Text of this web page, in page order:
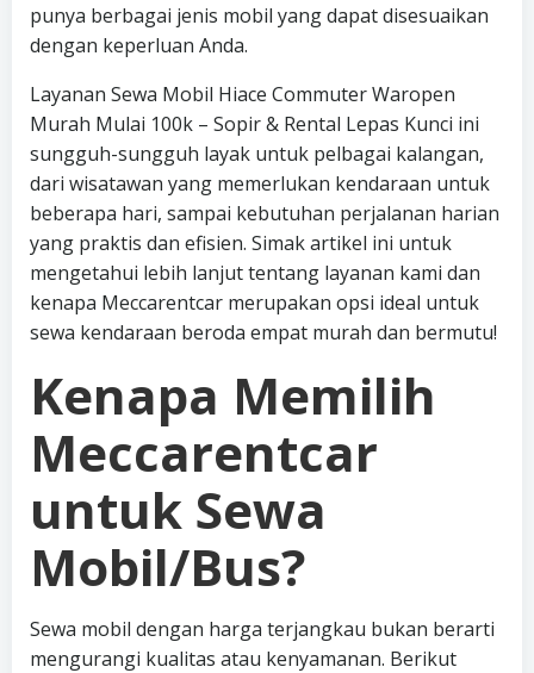
punya berbagai jenis mobil yang dapat disesuaikan
dengan keperluan Anda.
Layanan Sewa Mobil Hiace Commuter Waropen
Murah Mulai 100k – Sopir & Rental Lepas Kunci ini
sungguh-sungguh layak untuk pelbagai kalangan,
dari wisatawan yang memerlukan kendaraan untuk
beberapa hari, sampai kebutuhan perjalanan harian
yang praktis dan efisien. Simak artikel ini untuk
mengetahui lebih lanjut tentang layanan kami dan
kenapa Meccarentcar merupakan opsi ideal untuk
sewa kendaraan beroda empat murah dan bermutu!
Kenapa Memilih
Meccarentcar
untuk Sewa
Mobil/Bus?
Sewa mobil dengan harga terjangkau bukan berarti
mengurangi kualitas atau kenyamanan. Berikut